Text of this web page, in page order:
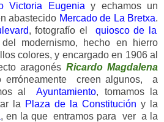
Victoria Eugenia y echamos un
abastecido Mercado de La Bretxa.
, fotografío el quiosco de la
modernismo, hecho en hierro
colores, y encargado en 1906 al
aragonés Ricardo Magdalena
erróneamente creen algunos, a
alAyuntamiento, tomamos la
la Plaza de la Constitución y la
, en la que entramos para ver a la